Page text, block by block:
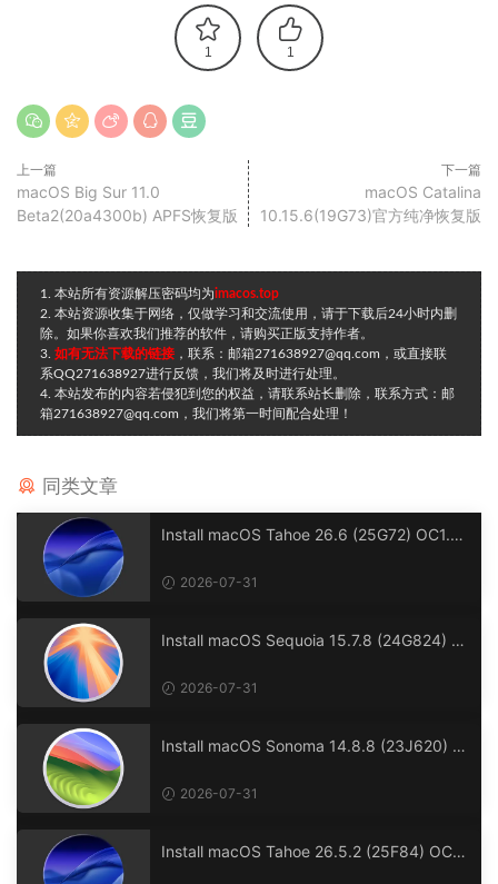
1 1
上一篇
macOS Big Sur 11.0
Beta2(20a4300b) APFS恢复版
下一篇
macOS Catalina
10.15.6(19G73)官方纯净恢复版
1. 本站所有资源解压密码均为imacos.top
2. 本站资源收集于网络，仅做学习和交流使用，请于下载后24小时内删
除。如果你喜欢我们推荐的软件，请购买正版支持作者。
3. 如有无法下载的链接 ，联系：邮箱271638927@qq.com，或直接联
系QQ271638927进行反馈，我们将及时进行处理。
4. 本站发布的内容若侵犯到您的权益，请联系站长删除，联系方式：邮
箱271638927@qq.com，我们将第一时间配合处理！
同类文章
Install macOS Tahoe 26.6 (25G72) OC1.0.
2026-07-31
Install macOS Sequoia 15.7.8 (24G824) O
mg2026-07-31
Install macOS Sonoma 14.8.8 (23J620) O
mg2026-07-31
Install macOS Tahoe 26.5.2 (25F84) OC1.